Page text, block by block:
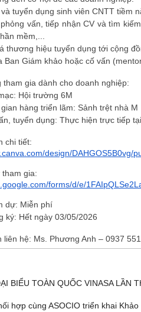
tuyển dụng sinh viên CNTT tiềm
vấn, tiếp nhận CV và tìm
mềm,...
thương hiệu tuyển dụng tới cộng
Giám khảo hoặc cố vấn
tham gia dành cho doanh nghiệp:
Hội trường 6M
gian hàng triển lãm: Sảnh trệt nhà M
tuyển dụng: Thực hiện trực tiếp
chi tiết:
design/DAHGOS5B0vg/
gia:
forms/d/e/
dự: Miễn phí
ký: Hết ngày 03/05/2026
liên hệ: Ms. Phương Anh – 0937
BIỂU TOÀN QUỐC VINASA LẦN
hợp cùng ASOCIO triển khai